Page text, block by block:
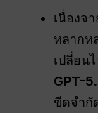
เนื่องจ
หลากห
เปลี่ยน
GPT-
ขีดจำกั